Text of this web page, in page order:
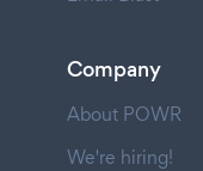
Company
About POWR
We're hiring!